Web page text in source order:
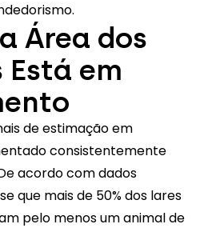
Área dos
em
de estimação em
consistentemente
acordo com dados
que mais de 50% dos lares
pelo menos um animal de